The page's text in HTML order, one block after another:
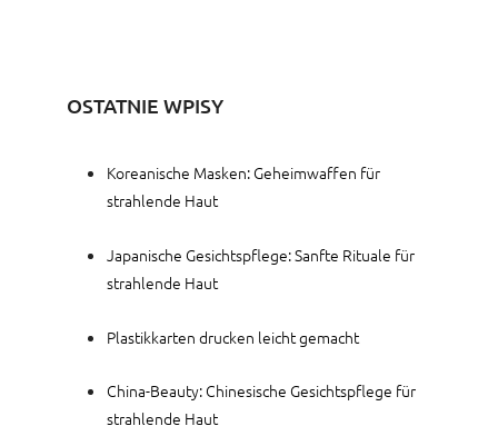
OSTATNIE WPISY
Koreanische Masken: Geheimwaffen für
strahlende Haut
Japanische Gesichtspflege: Sanfte Rituale für
strahlende Haut
Plastikkarten drucken leicht gemacht
China-Beauty: Chinesische Gesichtspflege für
strahlende Haut